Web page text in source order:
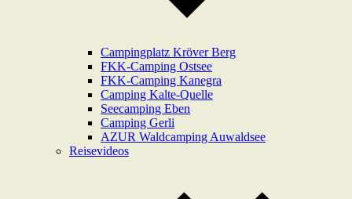
Campingplatz Kröver Berg
FKK-Camping Ostsee
FKK-Camping Kanegra
Camping Kalte-Quelle
Seecamping Eben
Camping Gerli
AZUR Waldcamping Auwaldsee
Reisevideos